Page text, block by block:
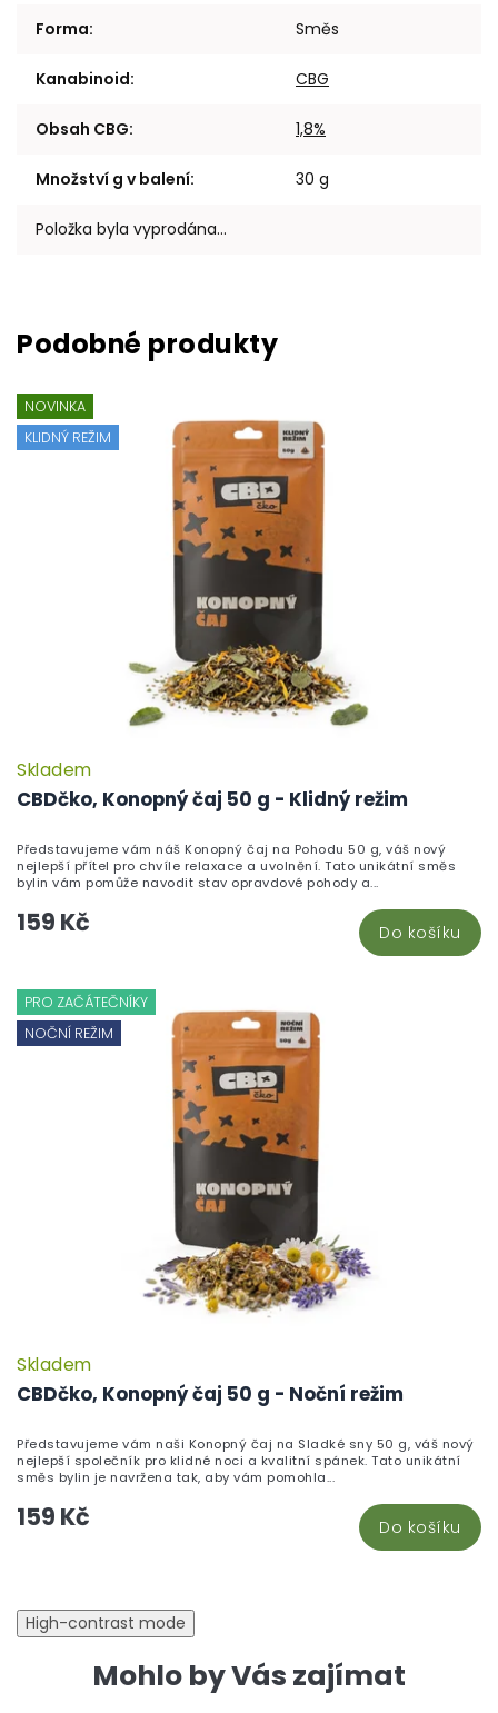
Forma: Směs
Kanabinoid: CBG
Obsah CBG: 1,8%
Množství g v balení: 30 g
Položka byla vyprodána…
NOVINKA
KLIDNÝ REŽIM
CBDčko, Konopný čaj 50 g - Klidný režim
Skladem
159 Kč Do košíku
Představujeme vám náš Konopný čaj na Pohodu 50 g, váš nový
nejlepší přítel pro chvíle relaxace a uvolnění. Tato unikátní směs
bylin vám pomůže navodit stav opravdové pohody a...
PRO ZAČÁTEČNÍKY
NOČNÍ REŽIM
CBDčko, Konopný čaj 50 g - Noční režim
Skladem
159 Kč Do košíku
Představujeme vám naši Konopný čaj na Sladké sny 50 g, váš nový
nejlepší společník pro klidné noci a kvalitní spánek. Tato unikátní
směs bylin je navržena tak, aby vám pomohla...
High-contrast mode
Mohlo by Vás zajímat